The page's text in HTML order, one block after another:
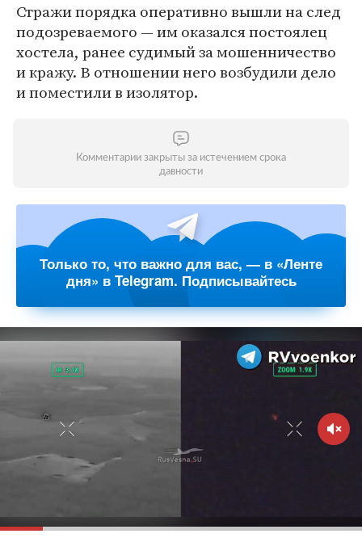
Стражи порядка оперативно вышли на след
подозреваемого — им оказался постоялец
хостела, ранее судимый за мошенничество
и кражу. В отношении него возбудили дело
и поместили в изолятор.
Комментарии закрыты за истечением срока
давности
Только то, что важно для вас, — в «Ленте
дня» в Telegram. Подписывайтесь